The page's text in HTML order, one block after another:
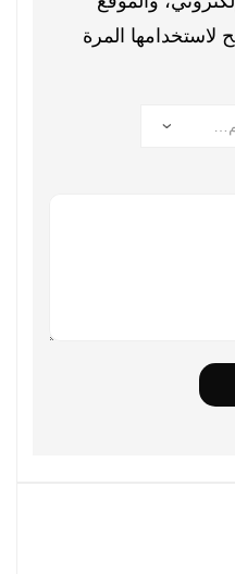
لاستخدامها المرة